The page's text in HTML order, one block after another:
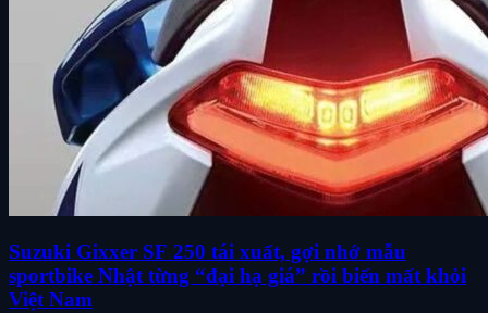
Suzuki Gixxer SF 250 tái xuất, gợi nhớ mẫu
sportbike Nhật từng “đại hạ giá” rồi biến mất khỏi
Việt Nam